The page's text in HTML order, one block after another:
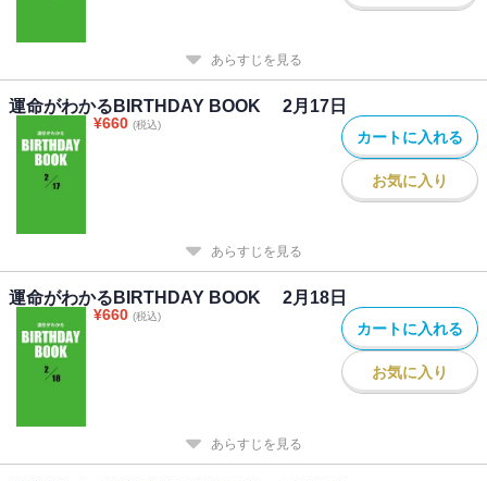
あらすじを見る
運命がわかるBIRTHDAY BOOK 2月17日
¥660 (税込)
カートに入れる
お気に入り
あらすじを見る
運命がわかるBIRTHDAY BOOK 2月18日
¥660 (税込)
カートに入れる
お気に入り
あらすじを見る